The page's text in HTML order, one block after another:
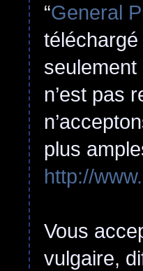
“General
n’est pas
plus
http://
Vous
vulgaire,